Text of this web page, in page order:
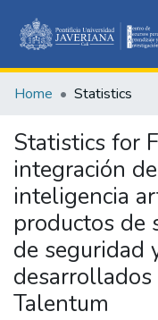
Home Statistics
Statistics for
integración
inteligencia
productos de
de seguridad
Talentum